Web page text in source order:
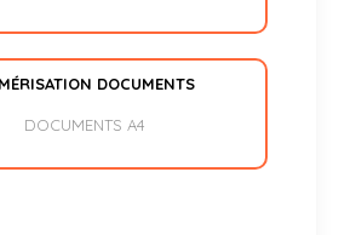
DOCUMENTS
DOCUMENTS A4